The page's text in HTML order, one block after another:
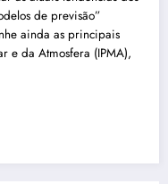
de previsão”
ainda as principais
e da Atmosfera (IPMA),